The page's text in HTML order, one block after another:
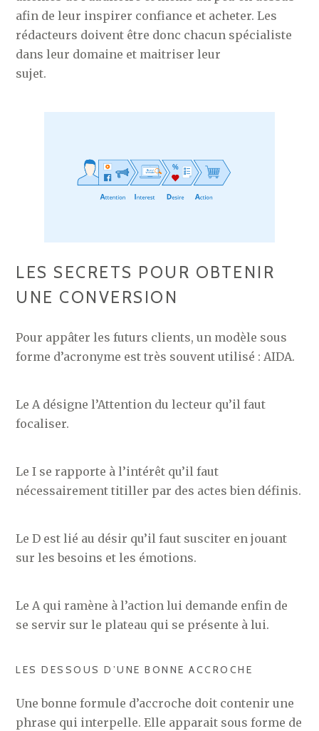
afin de leur inspirer confiance et acheter. Les
rédacteurs doivent être donc chacun spécialiste
dans leur domaine et maitriser leur
sujet.
LES SECRETS POUR OBTENIR
UNE CONVERSION
Pour appâter les futurs clients, un modèle sous
forme d’acronyme est très souvent utilisé : AIDA.
Le A désigne l’Attention du lecteur qu’il faut
focaliser.
Le I se rapporte à l’intérêt qu’il faut
nécessairement titiller par des actes bien définis.
Le D est lié au désir qu’il faut susciter en jouant
sur les besoins et les émotions.
Le A qui ramène à l’action lui demande enfin de
se servir sur le plateau qui se présente à lui.
LES DESSOUS D’UNE BONNE ACCROCHE
Une bonne formule d’accroche doit contenir une
phrase qui interpelle. Elle apparait sous forme de